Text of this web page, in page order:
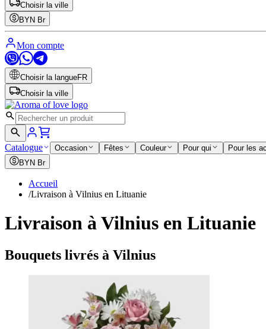
Choisir la ville
BYN Br
Mon compte
Choisir la langueFR
Choisir la ville
Catalogue Occasion Fêtes Couleur Pour qui
Pour les
BYN Br
Accueil
/Livraison à Vilnius en Lituanie
Livraison à Vilnius en Lituanie
Bouquets livrés à Vilnius